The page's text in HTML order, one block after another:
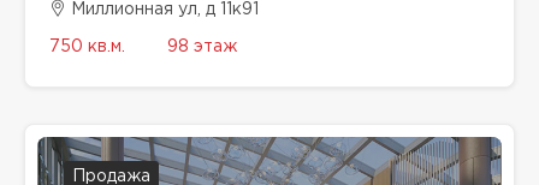
Миллионная ул, д 11к91
750 кв.м. 98 этаж
Продажа